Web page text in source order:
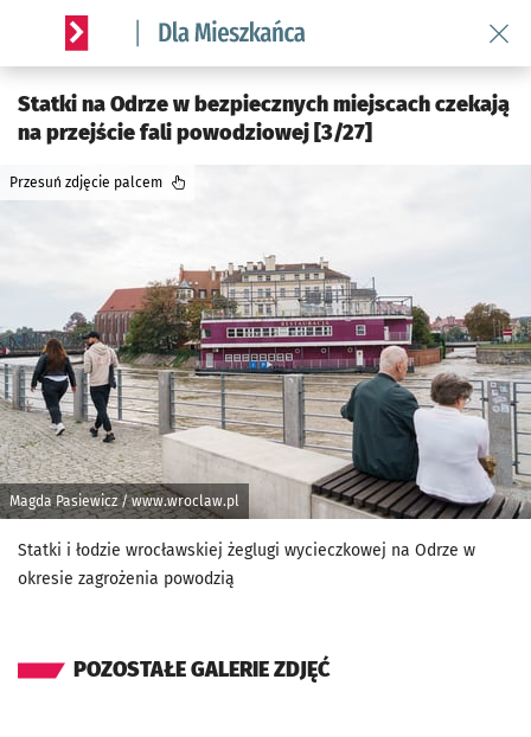
Serwis informacyjny wroclaw.pl podserwis: Dla mieszkańca
Statki na Odrze w bezpiecznych miejscach czekają
na przejście fali powodziowej [3/27]
Magda Pasiewicz / www.wroclaw.pl
Przesuń zdjęcie palcem
Statki i łodzie wrocławskiej żeglugi wycieczkowej na Odrze w
okresie zagrożenia powodzią
POZOSTAŁE GALERIE ZDJĘĆ